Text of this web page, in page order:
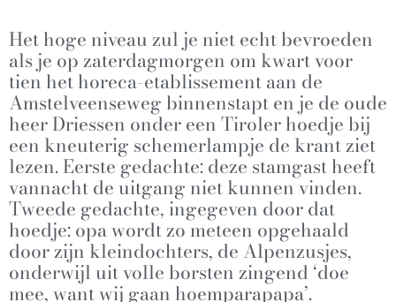
Het hoge niveau zul je niet echt bevroeden
als je op zaterdagmorgen om kwart voor
tien het horeca-etablissement aan de
Amstelveenseweg binnenstapt en je de oude
heer Driessen onder een Tiroler hoedje bij
een kneuterig schemerlampje de krant ziet
lezen. Eerste gedachte: deze stamgast heeft
vannacht de uitgang niet kunnen vinden.
Tweede gedachte, ingegeven door dat
hoedje: opa wordt zo meteen opgehaald
door zijn kleindochters, de Alpenzusjes,
onderwijl uit volle borsten zingend ‘doe
mee, want wij gaan hoemparapapa’.